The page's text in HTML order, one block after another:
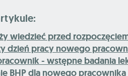
wiedzieć przed
dzień pracy nowego
- wstępne badania
BHP dla nowego pracownika